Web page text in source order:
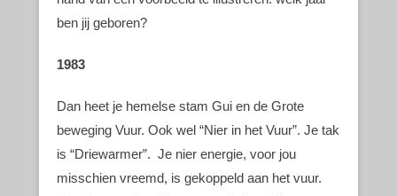
ben jij geboren?
1983
Dan heet je hemelse stam Gui en de Grote
beweging Vuur. Ook wel “Nier in het Vuur”. Je tak
is “Driewarmer”. Je nier energie, voor jou
misschien vreemd, is gekoppeld aan het vuur.